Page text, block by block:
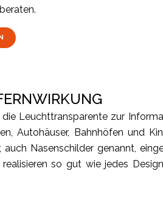
Leuchttransparente zur
Autohäuser, Bahnhöfen und
Nasenschilder genannt,
so gut wie jedes